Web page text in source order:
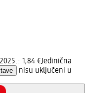
1,84 €Jedinična
nisu uključeni u